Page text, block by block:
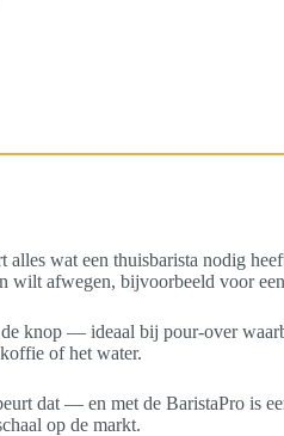
wat een thuisbarista nodig
wilt afwegen, bijvoorbeeld voor
knop — ideaal bij pour-over
of het water.
dat — en met de BaristaPro is
op de markt.